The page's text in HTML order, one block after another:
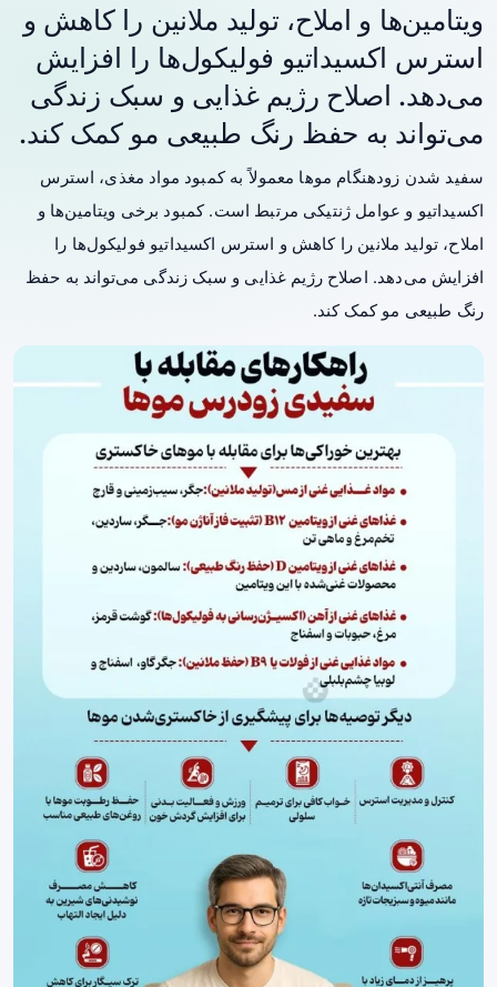
ویتامین‌ها و املاح، تولید ملانین را کاهش و
استرس اکسیداتیو فولیکول‌ها را افزایش
می‌دهد. اصلاح رژیم غذایی و سبک زندگی
می‌تواند به حفظ رنگ طبیعی مو کمک کند.
سفید شدن زودهنگام موها معمولاً به کمبود مواد مغذی، استرس
اکسیداتیو و عوامل ژنتیکی مرتبط است. کمبود برخی ویتامین‌ها و
املاح، تولید ملانین را کاهش و استرس اکسیداتیو فولیکول‌ها را
افزایش می‌دهد. اصلاحرژیم غذایی و سبک زندگی می‌تواند به حفظ
رنگ طبیعی مو کمک کند.